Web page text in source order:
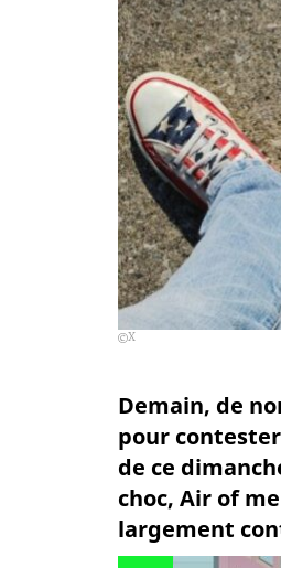
X
Demain, de
pour
de ce
choc, Air of
largement